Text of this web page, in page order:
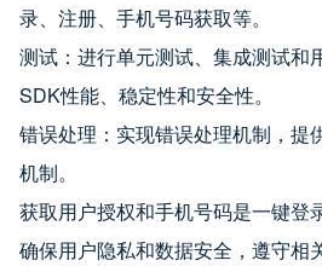
录、注册、手机号码获取等。
测试：进行单元测试、集成测试和
SDK性能、稳定性和安全性。
错误处理：实现错误处理机制，提
机制。
获取用户授权和手机号码是一键登
确保用户隐私和数据安全，遵守相